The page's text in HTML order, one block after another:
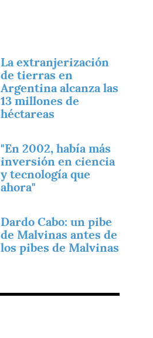
La extranjerización
de tierras en
Argentina alcanza las
13 millones de
héctareas
"En 2002, había más
inversión en ciencia
y tecnología que
ahora"
Dardo Cabo: un pibe
de Malvinas antes de
los pibes de Malvinas